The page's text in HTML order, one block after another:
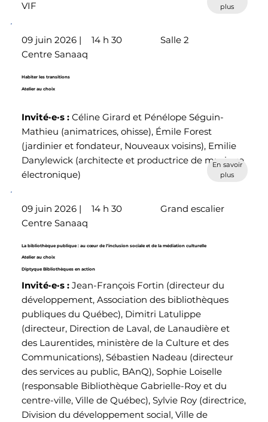
VIF
plus
Habiter les transitions
Atelier au choix
14 h 30
09 juin 2026 |
Centre Sanaaq
Salle 2
Invité·e·s :Céline Girard et Pénélope Séguin-
Mathieu (animatrices, ohisse), Émile Forest
(jardinier et fondateur, Nouveaux voisins), Emilie
Danylewick (architecte et productrice de musique
électronique)
En savoir
plus
La bibliothèque publique : au cœur de l’inclusion sociale et de la médiation culturelle
Atelier au choix
Diptyque Bibliothèques en action
14 h 30
09 juin 2026 |
Centre Sanaaq
Grand escalier
Invité·e·s : Jean-François Fortin (directeur du
développement, Association des bibliothèques
publiques du Québec), Dimitri Latulippe
(directeur, Direction de Laval, de Lanaudière et
des Laurentides, ministère de la Culture et des
Communications), Sébastien Nadeau (directeur
des services au public, BAnQ), Sophie Loiselle
(responsable Bibliothèque Gabrielle-Roy et du
centre-ville, Ville de Québec), Sylvie Roy (directrice,
Division du développement social, Ville de